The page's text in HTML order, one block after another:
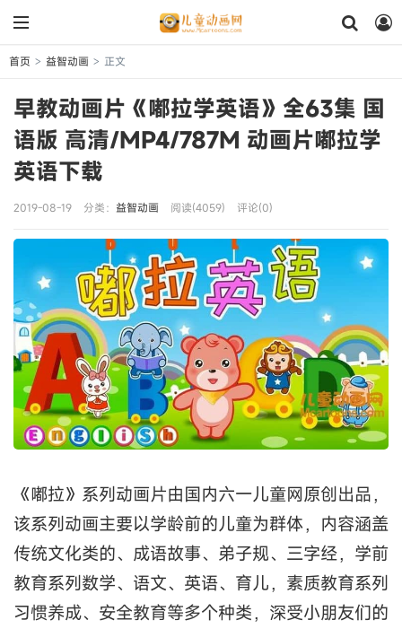
首页 > 益智动画 > 正文
早教动画片《嘟拉学英语》全63集 国
语版 高清/MP4/787M 动画片嘟拉学
英语下载
2019-08-19 分类： 益智动画 阅读(4059) 评论(0)
《嘟拉》系列动画片由国内六一儿童网原创出品，
该系列动画主要以学龄前的儿童为群体，内容涵盖
传统文化类的、成语故事、弟子规、三字经，学前
教育系列数学、语文、英语、育儿，素质教育系列
习惯养成、安全教育等多个种类，深受小朋友们的